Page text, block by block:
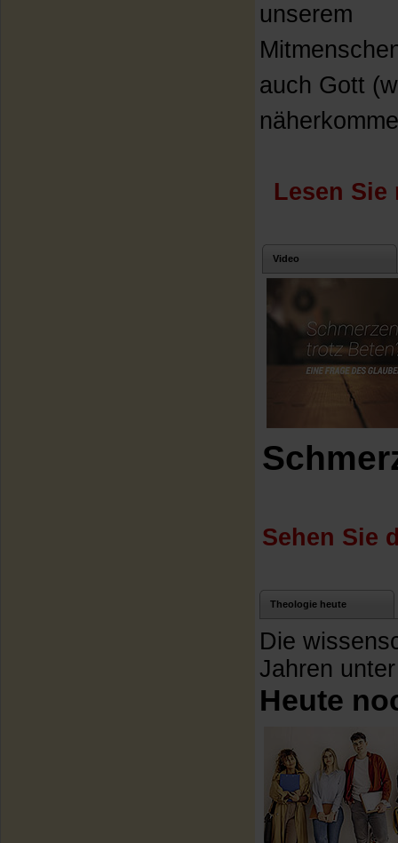
unserem
auch Gott
Lesen Sie
Video
Sehen Sie
Theologie heute
Die
Jahren
Heute